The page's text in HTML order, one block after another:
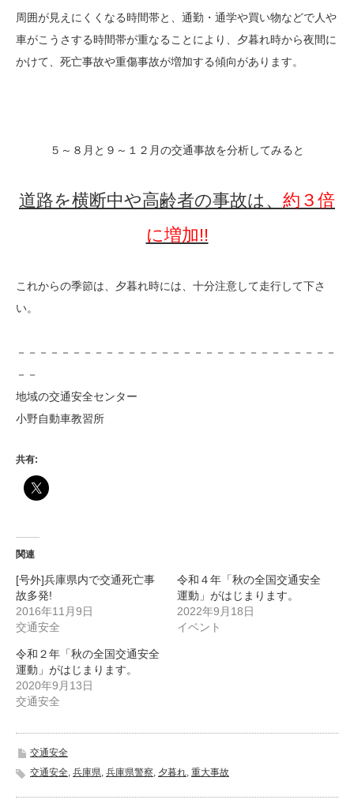
周囲が見えにくくなる時間帯と、通勤・通学や買い物などで人や
車がこうさする時間帯が重なることにより、夕暮れ時から夜間に
かけて、死亡事故や重傷事故が増加する傾向があります。
５～８月と９～１２月の交通事故を分析してみると
道路を横断中や高齢者の事故は、 約３倍
に増加!!
これからの季節は、夕暮れ時には、十分注意して走行して下さ
い。
－－－－－－－－－－－－－－－－－－－－－－－－－－－－－
－－
地域の交通安全センター
小野自動車教習所
共有:
関連
[号外]兵庫県内で交通死亡事
故多発!
2016年11月9日
交通安全
令和４年「秋の全国交通安全
運動」がはじまります。
2022年9月18日
イベント
令和２年「秋の全国交通安全
運動」がはじまります。
2020年9月13日
交通安全
交通安全
交通安全, 兵庫県, 兵庫県警察, 夕暮れ, 重大事故